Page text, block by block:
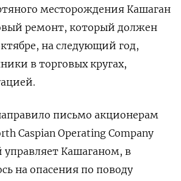
месторождения Кашаган
ремонт, который должен
на следующий год,
в торговых кругах,
письмо акционерам
Caspian Operating Company
управляет Кашаганом, в
на опасения по поводу